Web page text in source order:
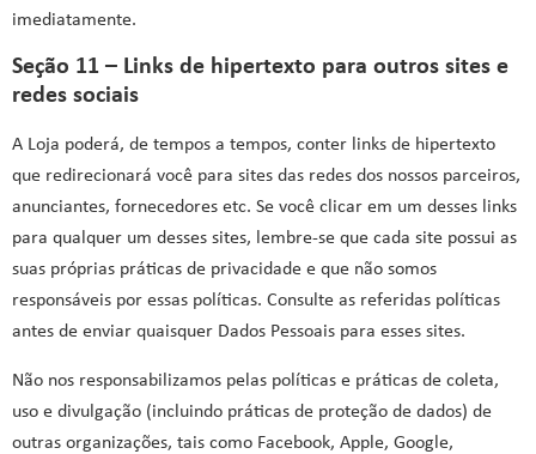
imediatamente.
Seção 11 – Links de hipertexto para outros sites e
redes sociais
A Loja poderá, de tempos a tempos, conter links de hipertexto
que redirecionará você para sites das redes dos nossos parceiros,
anunciantes, fornecedores etc. Se você clicar em um desses links
para qualquer um desses sites, lembre-se que cada site possui as
suas próprias práticas de privacidade e que não somos
responsáveis por essas políticas. Consulte as referidas políticas
antes de enviar quaisquer Dados Pessoais para esses sites.
Não nos responsabilizamos pelas políticas e práticas de coleta,
uso e divulgação (incluindo práticas de proteção de dados) de
outras organizações, tais como Facebook, Apple, Google,